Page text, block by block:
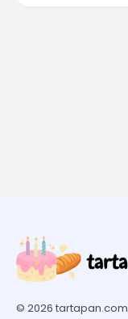
© 2026 tartapan.com